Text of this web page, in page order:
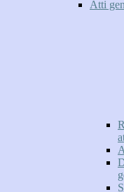
Atti